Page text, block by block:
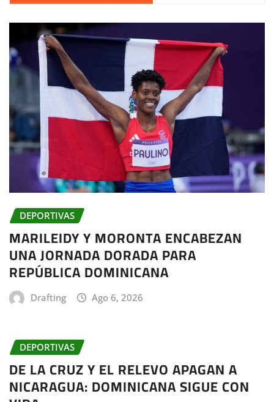
DEPORTIVAS
MARILEIDY Y MORONTA ENCABEZAN
UNA JORNADA DORADA PARA
REPÚBLICA DOMINICANA
Drafting Ago 6, 2026
DEPORTIVAS
DE LA CRUZ Y EL RELEVO APAGAN A
NICARAGUA: DOMINICANA SIGUE CON